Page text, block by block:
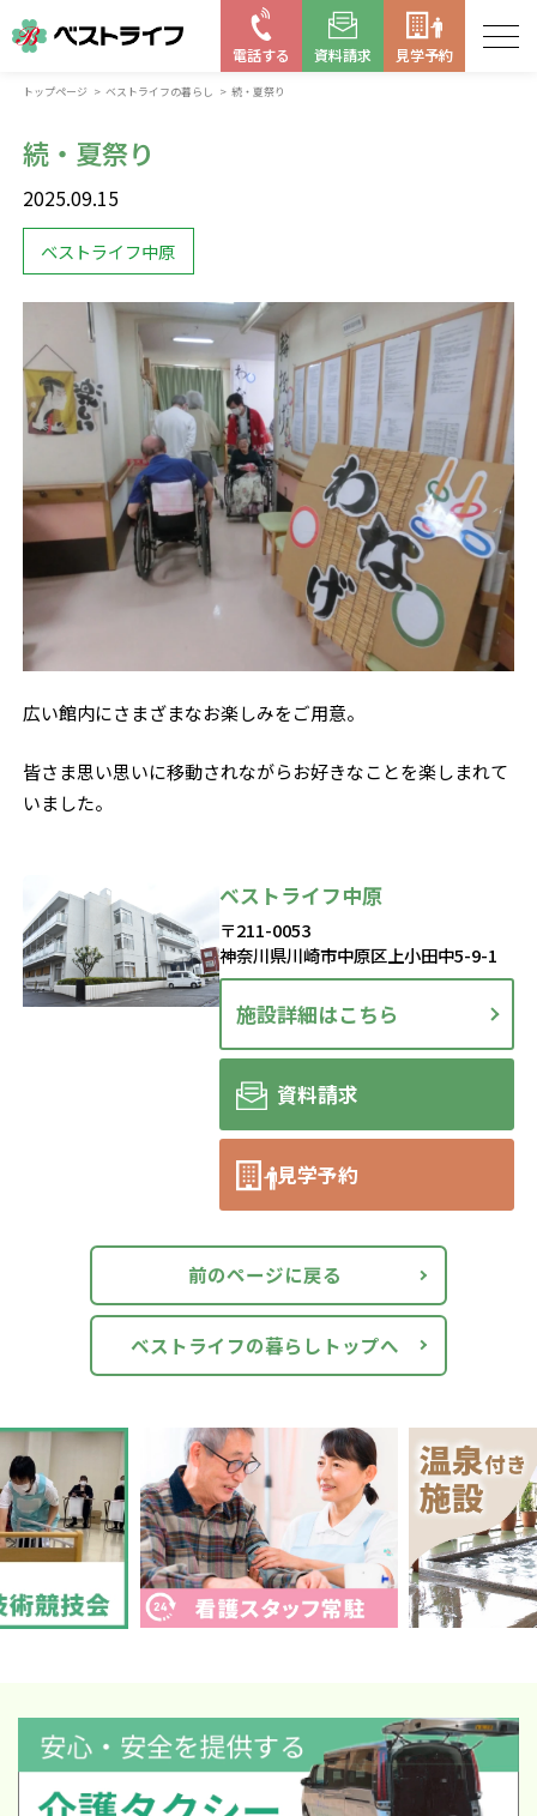
電話する 資料請求 見学予約
トップページ ベストライフの暮らし 続・夏祭り
続・夏祭り
2025.09.15
ベストライフ中原
広い館内にさまざまなお楽しみをご用意。
皆さま思い思いに移動されながらお好きなことを楽しまれて
いました。
ベストライフ中原
〒211-0053
神奈川県川崎市中原区上小田中5-9-1
施設詳細はこちら
資料請求
見学予約
前のページに戻る
ベストライフの暮らしトップへ